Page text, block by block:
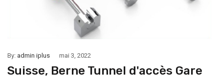
By: admin iplus mai 3, 2022
Suisse, Berne Tunnel d'accès Gare